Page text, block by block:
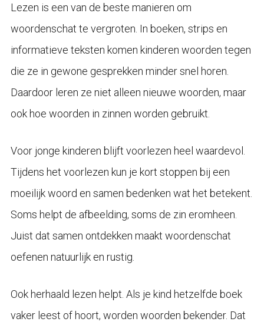
Lezen is een van de beste manieren om
woordenschat te vergroten. In boeken, strips en
informatieve teksten komen kinderen woorden tegen
die ze in gewone gesprekken minder snel horen.
Daardoor leren ze niet alleen nieuwe woorden, maar
ook hoe woorden in zinnen worden gebruikt.
Voor jonge kinderen blijft voorlezen heel waardevol.
Tijdens het voorlezen kun je kort stoppen bij een
moeilijk woord en samen bedenken wat het betekent.
Soms helpt de afbeelding, soms de zin eromheen.
Juist dat samen ontdekken maakt woordenschat
oefenen natuurlijk en rustig.
Ook herhaald lezen helpt. Als je kind hetzelfde boek
vaker leest of hoort, worden woorden bekender. Dat